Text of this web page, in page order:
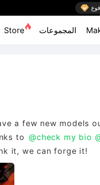

Store المجموعات
a few new models
to @check my bio
it, we can forge it!